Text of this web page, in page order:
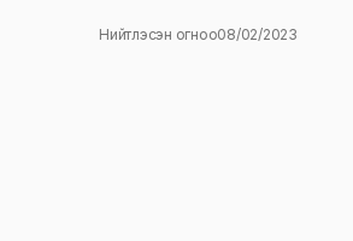
Нийтлэсэн огноо08/02/2023